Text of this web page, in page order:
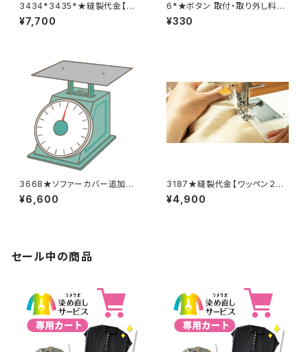
3434*3435*★縫製代金【バッ
クル取り外し取り付け 2着合
計分】
¥7,700
6*★ボタン 取付・取り外し料金
(1個分)
¥330
3668★ソファーカバー追加料
金
¥6,600
3187★縫製代金【ワッペン２
枚】
¥4,900
セール中の商品